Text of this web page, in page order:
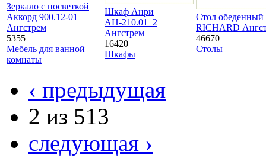
Зеркало с посветкой
Аккорд 900.12-01
Ангстрем
5355
Мебель для ванной
комнаты
Шкаф Анри
АН-210.01_2
Ангстрем
16420
Шкафы
Стол обеденный
RICHARD
46670
Столы
‹ предыдущая
2 из 513
следующая ›